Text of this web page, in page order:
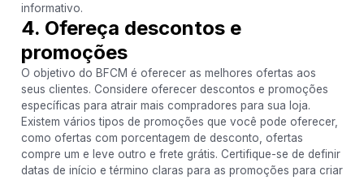
informativo.
4. Ofereça descontos e
promoções
O objetivo do BFCM é oferecer as melhores ofertas aos
seus clientes. Considere oferecer descontos e promoções
específicas para atrair mais compradores para sua loja.
Existem vários tipos de promoções que você pode oferecer,
como ofertas com porcentagem de desconto, ofertas
compre um e leve outro e frete grátis. Certifique-se de definir
datas de início e término claras para as promoções para criar